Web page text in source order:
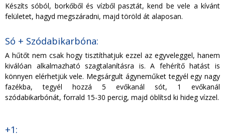
Készíts sóból, borkőből és vízből pasztát, kend be vele a kívánt
felületet, hagyd megszáradni, majd töröld át alaposan.
Só + Szódabikarbóna:
A hűtőt nem csak hogy tisztíthatjuk ezzel az egyveleggel, hanem
kiválóan alkalmazható szagtalanításra is. A fehérítő hatást is
könnyen elérhetjük vele. Megsárgult ágyneműket tegyél egy nagy
fazékba, tegyél hozzá 5 evőkanál sót, 1 evőkanál
szódabikarbónát, forrald 15-30 percig, majd öblítsd ki hideg vízzel.
+1: